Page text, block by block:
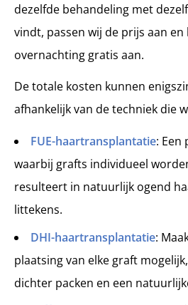
dezelfde behandeling met
vindt, passen wij de prijs aan
overnachting gratis aan.
De totale kosten kunnen
afhankelijk van de techniek die
FUE-haartransplantatie:
waarbij grafts individueel
resulteert in natuurlijk ogend
littekens.
DHI-haartransplantatie:
plaatsing van elke graft
dichter packen en een